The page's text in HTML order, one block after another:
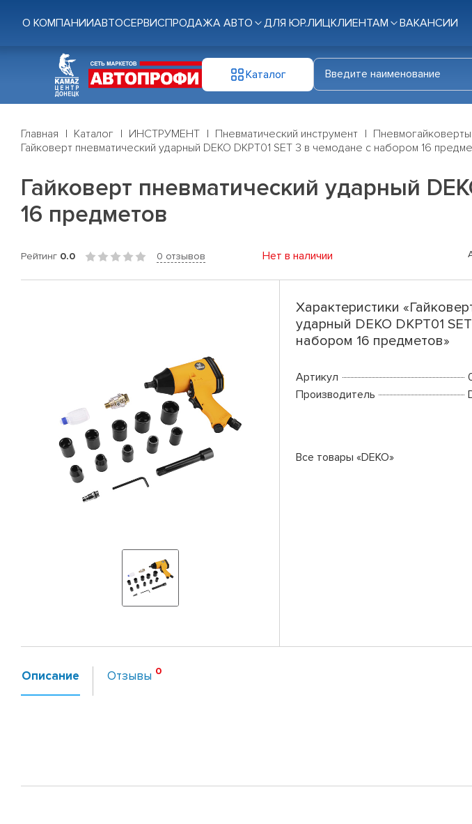
О КОМПАНИИАВТОСЕРВИСПРОДАЖА АВТО ДЛЯ ЮР.ЛИЦКЛИЕНТАМ ВАКАНСИИ
Каталог
Главная Каталог ИНСТРУМЕНТ Пневматический инструмент
Пневмогайковерты
Гайковерт пневматический ударный DEKO DKPT01 SET 3 в чемодане с набором 16
Гайковерт пневматический ударный
16 предметов
Рейтинг 0.0 0 отзывов Нет в наличии
Характеристики
ударный DEKO DKPT01
набором 16 предметов»
Артикул
Производитель
Все товары «DEKO»
Описание Отзывы